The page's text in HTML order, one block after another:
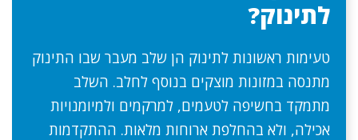
לתינוק?
טעימות ראשונות לתינוק הן שלב מעבר שבו התינוק
מתנסה במזונות מוצקים בנוסף לחלב. השלב
מתמקד בחשיפה לטעמים, למרקמים ולמיומנויות
אכילה, ולא בהחלפת ארוחות מלאות. ההתקדמות